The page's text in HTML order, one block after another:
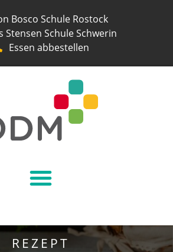
Bosco Schule Rostock
Stensen Schule Schwerin
Essen abbestellen
REZEPT